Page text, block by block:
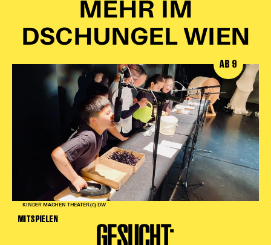
MEHR IM
DSCHUNGEL WIEN
KINDER MACHEN THEATER (c) DW
AB 9
MITSPIELEN GESUCHT: